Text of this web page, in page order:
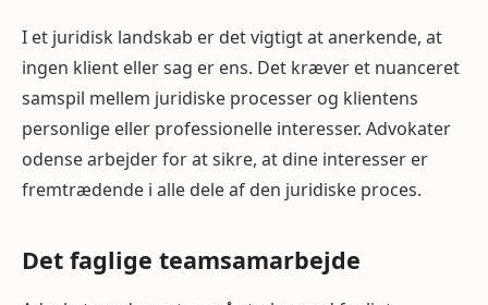
I et juridisk landskab er det vigtigt at anerkende, at
ingen klient eller sag er ens. Det kræver et nuanceret
samspil mellem juridiske processer og klientens
personlige eller professionelle interesser. Advokater
odense arbejder for at sikre, at dine interesser er
fremtrædende i alle dele af den juridiske proces.
Det faglige teamsamarbejde